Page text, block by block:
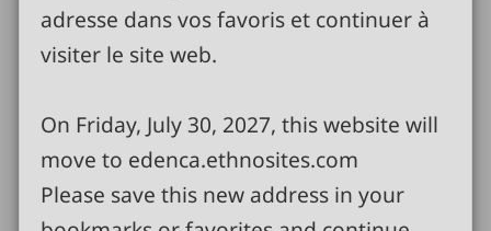
adresse dans vos favoris et continuer à
visiter le site web.
On Friday, July 30, 2027, this website will
move to edenca.ethnosites.com
Please save this new address in your